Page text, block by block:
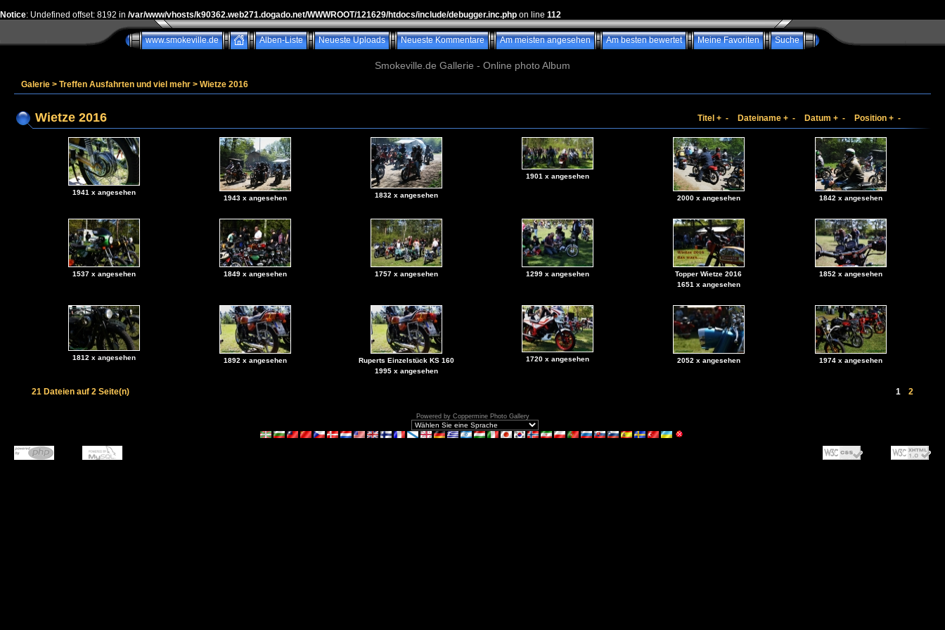
Notice: Undefined offset: 8192 in /var/www/vhosts/k90362.web271.dogado.net/WWWROOT/121629/htdocs/include/debugger.inc.php on line 112
www.smokeville.de Alben-Liste Neueste Uploads Neueste Kommentare Am meisten angesehen Am besten bewertet Meine Favoriten Suche
Smokeville.de Gallerie - Online photo Album
Galerie > Treffen Ausfahrten und viel mehr > Wietze 2016
Wietze 2016 Titel + - Dateiname + - Datum + - Position + -
1941 x angesehen
1943 x angesehen 1832 x angesehen
1901 x angesehen
2000 x angesehen 1842 x angesehen
1537 x angesehen 1849 x angesehen 1757 x angesehen 1299 x angesehen
Topper Wietze 2016
1651 x angesehen
1852 x angesehen
1812 x angesehen 1892 x angesehen
Ruperts Einzelstück KS 160
1995 x angesehen
1720 x angesehen 2052 x angesehen 1974 x angesehen
21 Dateien auf 2 Seite(n) 1 2
Powered by Coppermine Photo Gallery